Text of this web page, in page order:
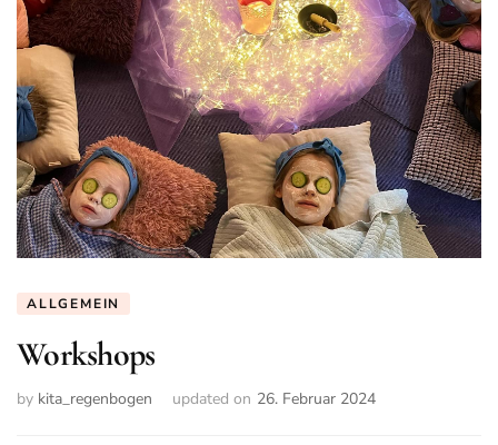
ALLGEMEIN
Workshops
by kita_regenbogen updated on 26. Februar 2024